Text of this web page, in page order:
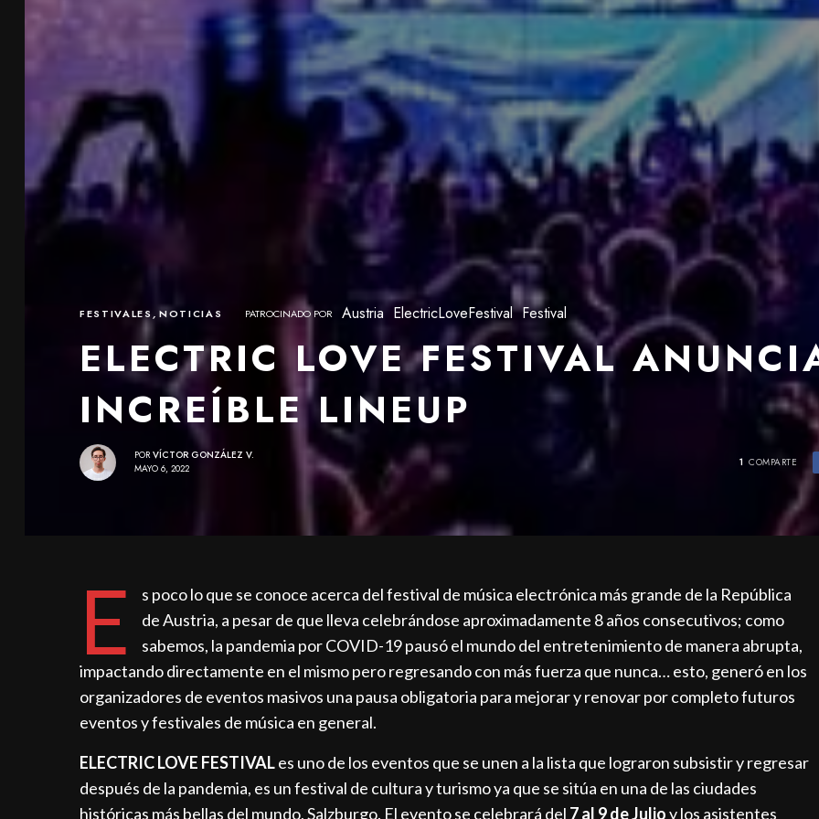
FESTIVALES, NOTICIAS PATROCINADO POR Austria ElectricLoveFestival Festival
ELECTRIC LOVE FESTIVAL
INCREÍBLE LINEUP
POR VÍCTOR GONZÁLEZ V.
MAYO 6, 2022
1 COMPARTE
E
s poco lo que se conoce acerca del festival de música electrónica más grande de la República
de Austria, a pesar de que lleva celebrándose aproximadamente 8 años consecutivos; como
sabemos, la pandemia por COVID-19 pausó el mundo del entretenimiento de manera abrupta,
impactando directamente en el mismo pero regresando con más fuerza que nunca… esto, generó en los
organizadores de eventos masivos una pausa obligatoria para mejorar y renovar por completo futuros
eventos y festivales de música en general.
ELECTRIC LOVE FESTIVALes uno de los eventos que se unen a la lista que lograron subsistir y regresar
después de la pandemia, es un festival de cultura y turismo ya que se sitúa en una de las ciudades
históricas más bellas del mundo, Salzburgo. El evento se celebrará del 7 al 9 de Julioy los asistentes